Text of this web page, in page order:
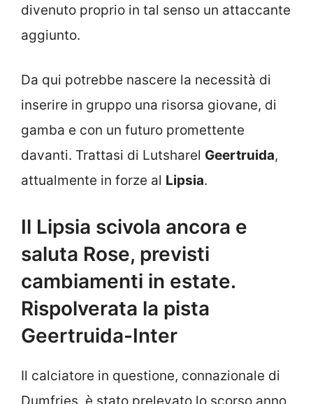
divenuto proprio in tal senso un attaccante
aggiunto.
Da qui potrebbe nascere la necessità di
inserire in gruppo una risorsa giovane, di
gamba e con un futuro promettente
davanti. Trattasi di Lutsharel Geertruida,
attualmente in forze al Lipsia.
Il Lipsia scivola ancora e
saluta Rose, previsti
cambiamenti in estate.
Rispolverata la pista
Geertruida-Inter
Il calciatore in questione, connazionale di
Dumfries, è stato prelevato lo scorso anno